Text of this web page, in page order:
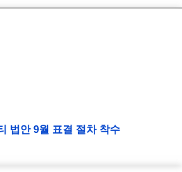
법안 9월 표결 절차 착수